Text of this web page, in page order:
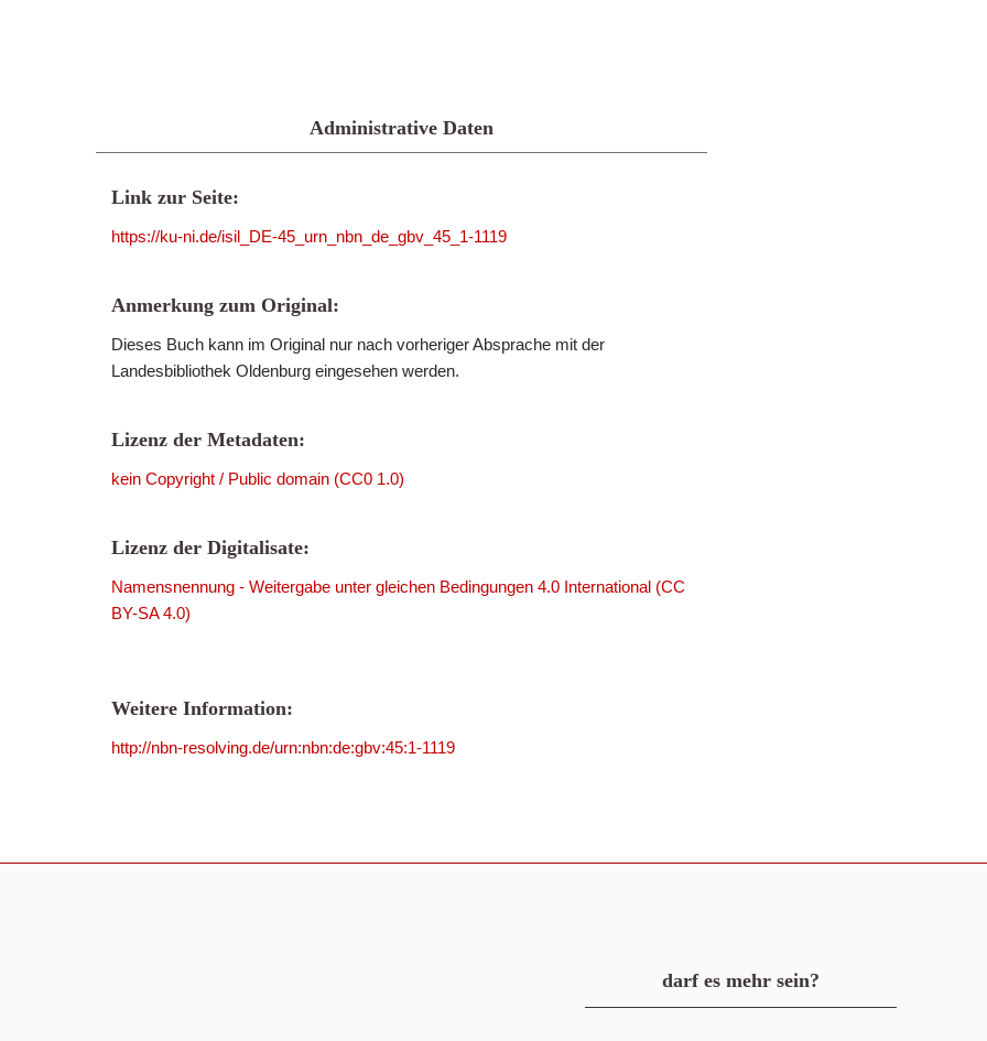
Administrative Daten
Link zur Seite:
https://ku-ni.de/isil_DE-45_urn_nbn_de_gbv_45_1-1119
Anmerkung zum Original:
Dieses Buch kann im Original nur nach vorheriger Absprache mit der
Landesbibliothek Oldenburg eingesehen werden.
Lizenz der Metadaten:
kein Copyright / Public domain (CC0 1.0)
Lizenz der Digitalisate:
Namensnennung - Weitergabe unter gleichen Bedingungen 4.0 International (CC
BY-SA 4.0)
Weitere Information:
http://nbn-resolving.de/urn:nbn:de:gbv:45:1-1119
darf es mehr sein?